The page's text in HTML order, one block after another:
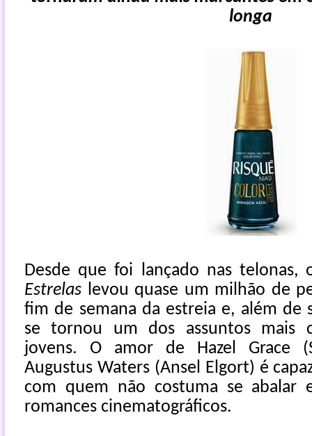
longa
Desde que foi lançado nas
Estrelas levou quase um milhão de
fim de semana da estreia e, além de
se tornou um dos assuntos mais
jovens. O amor de Hazel Grace
Augustus Waters (Ansel Elgort) é
com quem não costuma se abalar
romances cinematográficos.